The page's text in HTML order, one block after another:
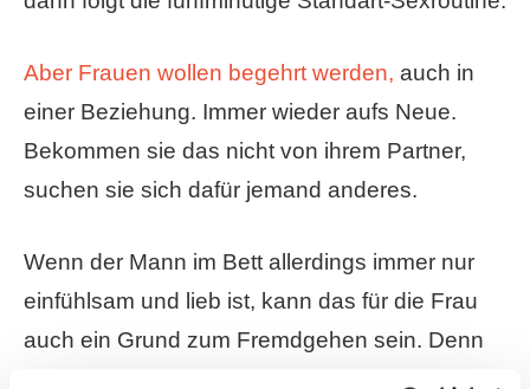
Aber Frauen wollen begehrt werden, auch in
einer Beziehung. Immer wieder aufs Neue.
Bekommen sie das nicht von ihrem Partner,
suchen sie sich dafür jemand anderes.
Wenn der Mann im Bett allerdings immer nur
einfühlsam und lieb ist, kann das für die Frau
auch ein Grund zum Fremdgehen sein. Denn